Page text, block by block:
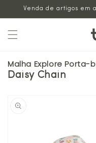
para o
Venda de artigos em
Malha Explore Porta-
Daisy Chain
Saltar para
informação